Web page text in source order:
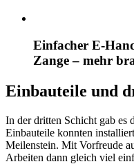
Einfacher E-
Zange – mehr
Einbauteile und
In der dritten Schicht gab es
Einbauteile konnten
Meilenstein. Mit Vorfreude
Arbeiten dann gleich viel